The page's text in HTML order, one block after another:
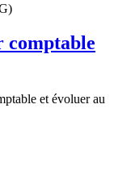
comptable
et évoluer au